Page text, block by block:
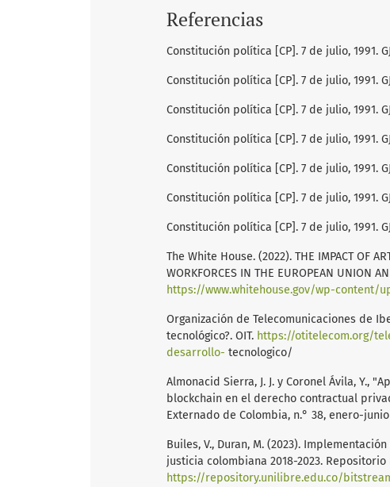
Referencias
Constitución política [CP]. 7 de julio, 1991.
Constitución política [CP]. 7 de julio, 1991.
Constitución política [CP]. 7 de julio, 1991.
Constitución política [CP]. 7 de julio, 1991.
Constitución política [CP]. 7 de julio, 1991.
Constitución política [CP]. 7 de julio, 1991.
Constitución política [CP]. 7 de julio, 1991.
The White House. (2022). THE IMPACT OF
WORKFORCES IN THE EUROPEAN UNION
https://www.whitehouse.gov/wp-content/
Organización de Telecomunicaciones de
tecnológico?. OIT. https://otitelecom.org/
desarrollo- tecnologico/
Almonacid Sierra, J. J. y Coronel Ávila, Y.,
blockchain en el derecho contractual
Externado de Colombia, n.° 38, enero-junio
Builes, V., Duran, M. (2023).
justicia colombiana 2018-2023.
https://repository.unilibre.edu.co/